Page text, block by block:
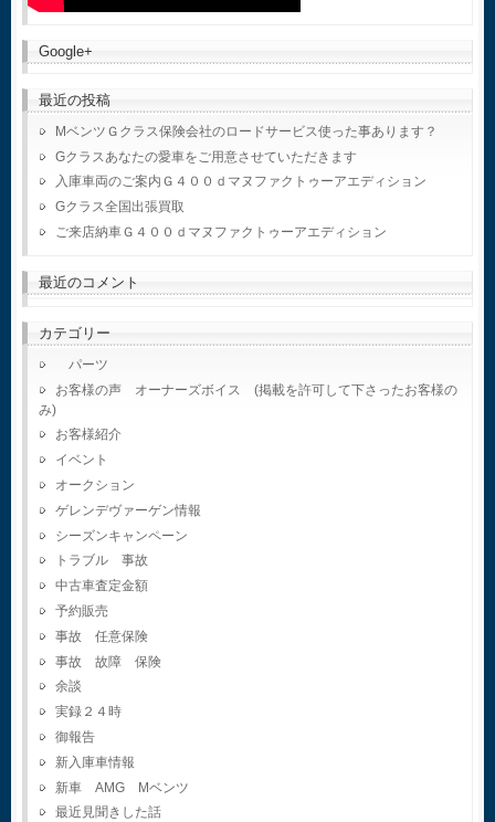
Google+
最近の投稿
MベンツＧクラス保険会社のロードサービス使った事あります？
Gクラスあなたの愛車をご用意させていただきます
入庫車両のご案内Ｇ４００ｄマヌファクトゥーアエディション
Gクラス全国出張買取
ご来店納車Ｇ４００ｄマヌファクトゥーアエディション
最近のコメント
カテゴリー
パーツ
お客様の声 オーナーズボイス (掲載を許可して下さったお客様の
み)
お客様紹介
イベント
オークション
ゲレンデヴァーゲン情報
シーズンキャンペーン
トラブル 事故
中古車査定金額
予約販売
事故 任意保険
事故 故障 保険
余談
実録２４時
御報告
新入庫車情報
新車 AMG Mベンツ
最近見聞きした話